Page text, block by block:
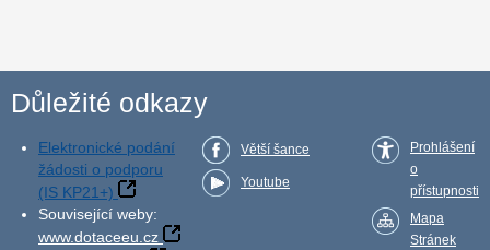
Důležité odkazy
Elektronické podání
žádosti o podporu
(IS KP21+)
Související weby:
www.dotaceeu.cz
Větší šance
Youtube
Prohlášení
o
přístupnosti
Mapa
Stránek